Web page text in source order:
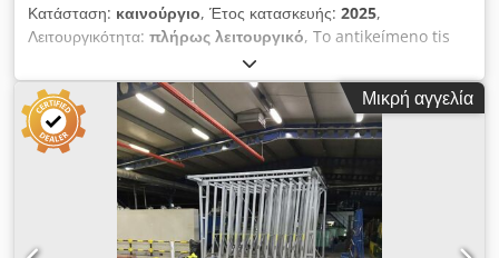
Κατάσταση: καινούργιο, Έτος κατασκευής: 2025,
Λειτουργικότητα: πλήρως λειτουργικό, To antikeímeno tis
pólisis eínai mia néa gyálini apothíki paragogís mas.
Apothíki 20 syrtarión, syrómeni gia gyálina koutiá 2800 kg
(321 x 255). Cheirokínita epektásimi schára, parágoume
epísis ilektroniká epektásima ráfia. Arithmós syrtarión,
mégethos análoga me tis anánkes ton pelatón. Ta syrtária
glistroún páno apó mia epípedi rávdo (plevrá fórtosis) gia
na apofefchtheí i ptósi. Oi technikoí mas boroún na
enkatastísoun to ráfi stis enkatastáseis tou peláti se óli tin
Evrópi. Dsdpsf Thtrefx An Eskr
Μικρή αγγελία